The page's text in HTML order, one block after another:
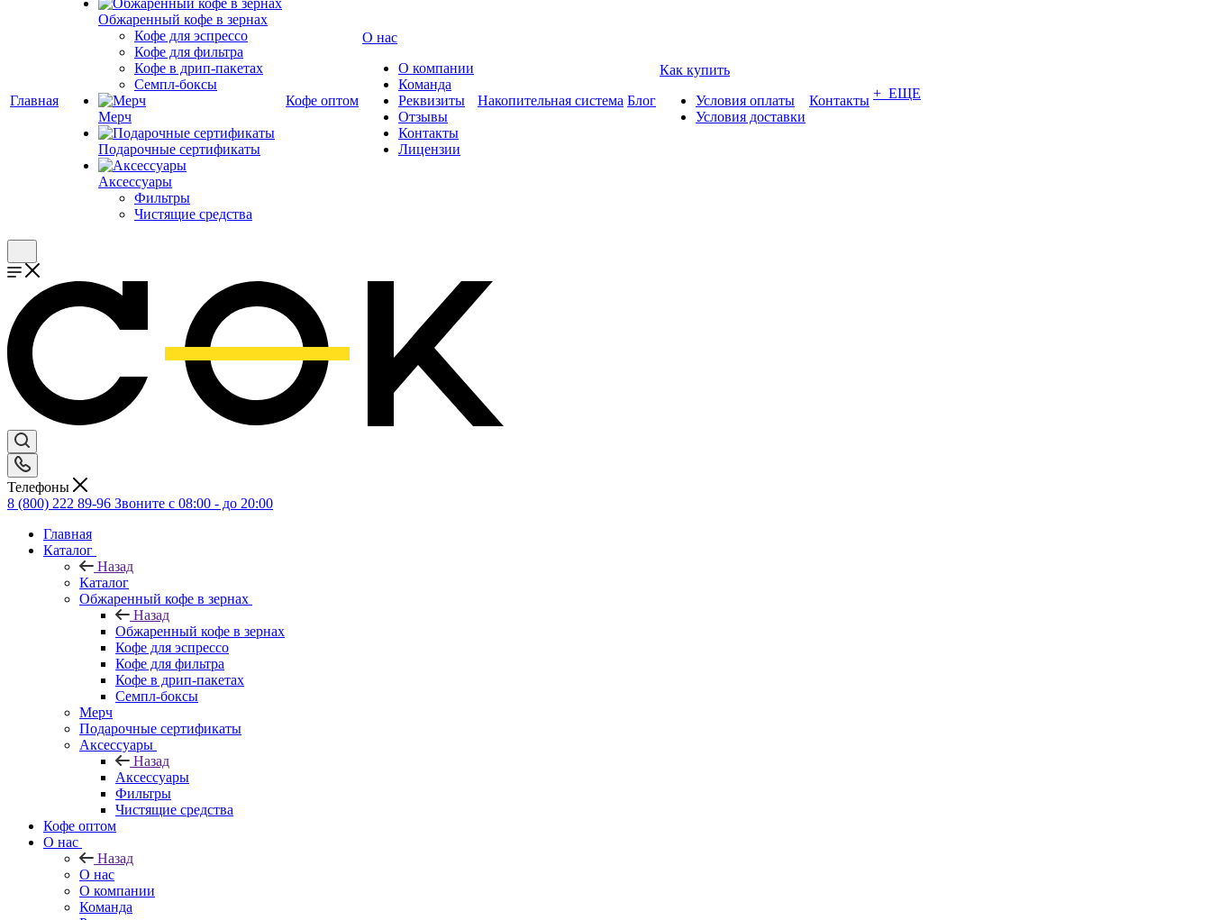
Главная
Обжаренный кофе в зернах
Кофе для эспрессо
Кофе для фильтра
Кофе в дрип-пакетах
Семпл-боксы
Мерч
Подарочные сертификаты
Аксессуары
Фильтры
Чистящие средства
Кофе оптом
О нас
О компании
Команда
Реквизиты
Отзывы
Контакты
Лицензии
Накопительная система Блог
Как купить
Условия оплаты
Условия доставки
Контакты + ЕЩЕ
Телефоны
8 (800) 222 89-96 Звоните с 08:00 - до 20:00
Главная
Каталог
Назад
Каталог
Обжаренный кофе в зернах
Назад
Обжаренный кофе в зернах
Кофе для эспрессо
Кофе для фильтра
Кофе в дрип-пакетах
Семпл-боксы
Мерч
Подарочные сертификаты
Аксессуары
Назад
Аксессуары
Фильтры
Чистящие средства
Кофе оптом
О нас
Назад
О нас
О компании
Команда